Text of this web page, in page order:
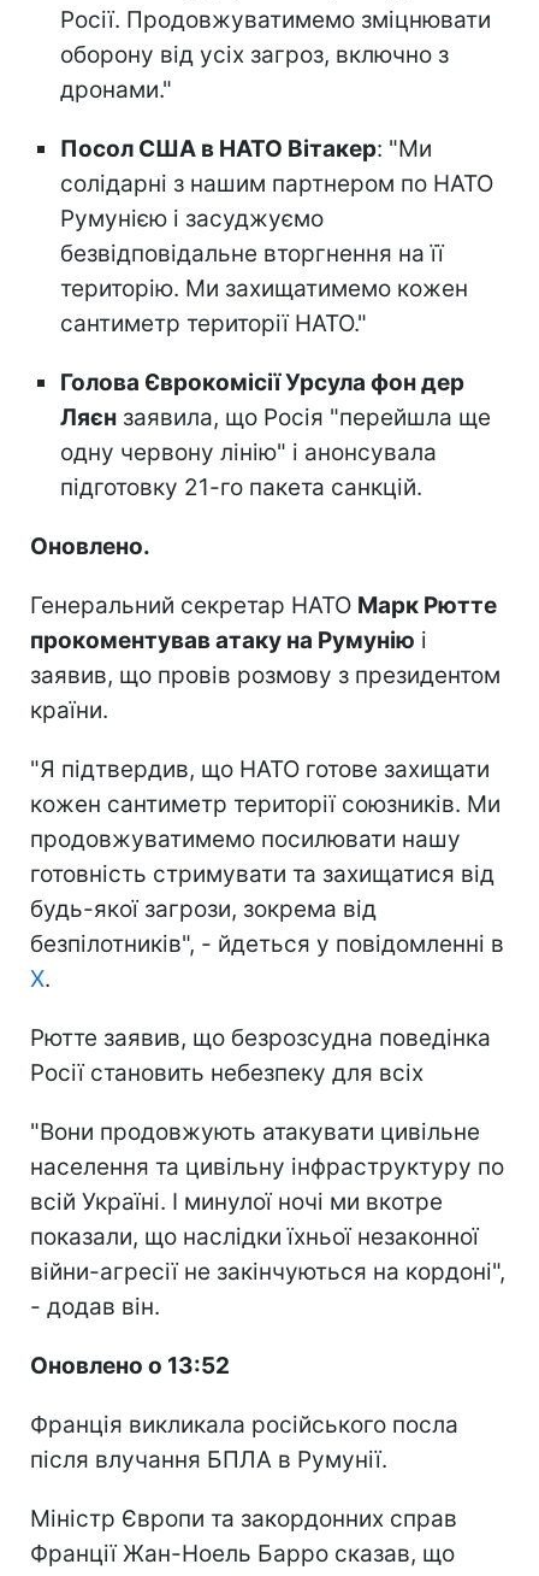
Росії. Продовжуватимемо зміцнювати
оборону від усіх загроз, включно з
дронами."
Посол США в НАТО Вітакер: "Ми
солідарні з нашим партнером по НАТО
Румунією і засуджуємо
безвідповідальне вторгнення на її
територію. Ми захищатимемо кожен
сантиметр території НАТО."
Голова Єврокомісії Урсула фон дер
Ляєн заявила, що Росія "перейшла ще
одну червону лінію" і анонсувала
підготовку 21-го пакета санкцій.
Оновлено.
Генеральний секретар НАТО Марк Рютте
прокоментував атаку на Румунію і
заявив, що провів розмову з президентом
країни.
"Я підтвердив, що НАТО готове захищати
кожен сантиметр території союзників. Ми
продовжуватимемо посилювати нашу
готовність стримувати та захищатися від
будь-якої загрози, зокрема від
безпілотників", - йдеться у повідомленні в
Х.
Рютте заявив, що безрозсудна поведінка
Росії становить небезпеку для всіх
"Вони продовжують атакувати цивільне
населення та цивільну інфраструктуру по
всій Україні. І минулої ночі ми вкотре
показали, що наслідки їхньої незаконної
війни-агресії не закінчуються на кордоні",
- додав він.
Оновлено о 13:52
Франція викликала російського посла
після влучання БПЛА в Румунії.
Міністр Європи та закордонних справ
Франції Жан-Ноель Барро сказав, що